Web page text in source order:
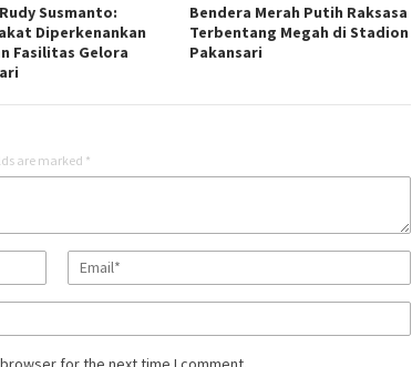
Susmanto:
Diperkenankan
Fasilitas Gelora
Bendera Merah Putih Raksasa
Terbentang Megah di Stadion
Pakansari
are marked *